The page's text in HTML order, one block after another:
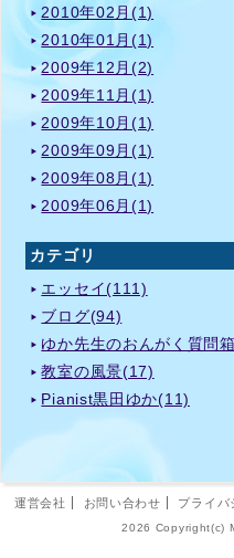
2010年02月(1)
2010年01月(1)
2009年12月(2)
2009年11月(1)
2009年10月(1)
2009年09月(1)
2009年08月(1)
2009年06月(1)
カテゴリ
エッセイ(111)
ブログ(94)
ゆか先生のおんがく質問
教室の風景(17)
Pianist黒田ゆか(11)
運営会社 お問い合わせ プライバ
2026 Copyright(c)